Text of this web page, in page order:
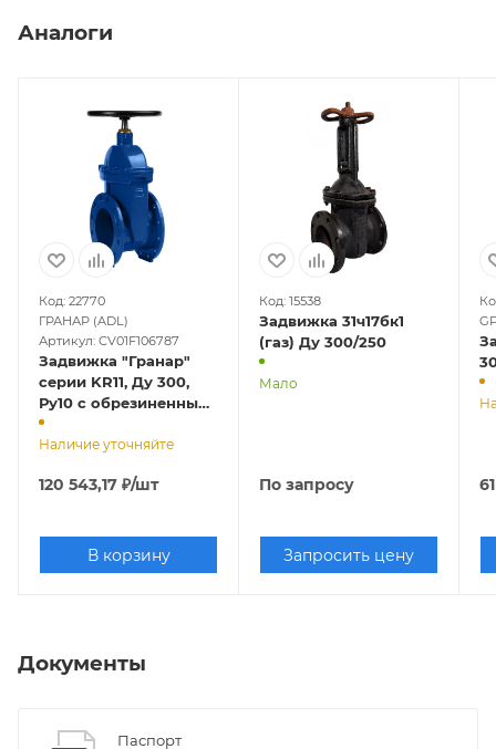
Аналоги
Код: 22770
ГРАНАР (ADL)
Артикул: CV01F106787
Задвижка "Гранар"
серии KR11, Ду 300,
Ру10 с обрезиненным
клином
Наличие уточняйте
120 543,17 ₽/шт
В корзину
Код: 15538
Задвижка 31ч17бк1
(газ) Ду 300/250
Мало
По запросу
Запросить цену
Документы
Паспорт